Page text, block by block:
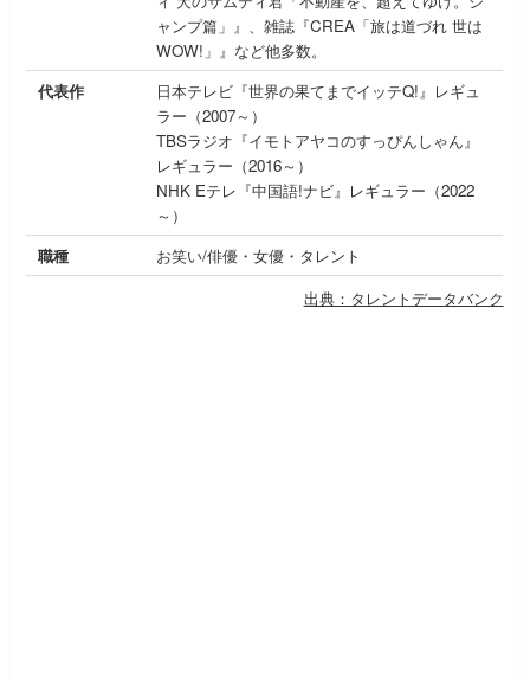
ャンプ篇」』、雑誌『CREA「旅は道づれ 世は
WOW!」』など他多数。
代表作
日本テレビ『世界の果てまでイッテQ!』レギュ
ラー（2007～）
TBSラジオ『イモトアヤコのすっぴんしゃん』
レギュラー（2016～）
NHK Eテレ『中国語!ナビ』レギュラー（2022
～）
職種
お笑い/俳優・女優・タレント
出典：タレントデータバンク